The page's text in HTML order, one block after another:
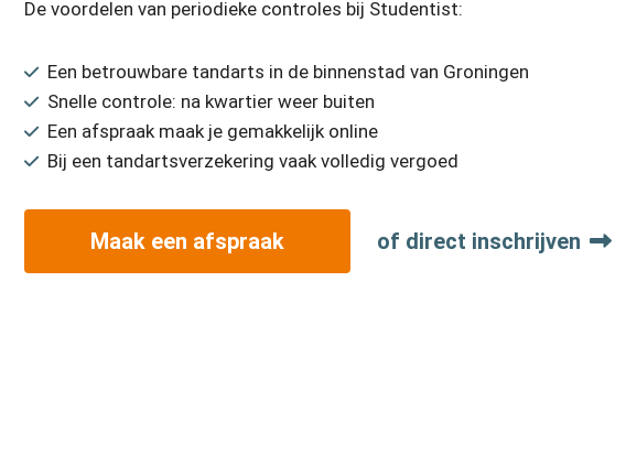
De voordelen van periodieke controles bij Studentist:
Een betrouwbare tandarts in de binnenstad van Groningen
Snelle controle: na kwartier weer buiten
Een afspraak maak je gemakkelijk online
Bij een tandartsverzekering vaak volledig vergoed
Maak een afspraak of direct inschrijven